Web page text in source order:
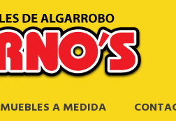
MUEBLES A MEDIDA